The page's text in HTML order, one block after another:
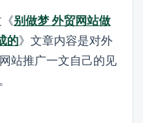
别做梦 外贸网站做
的》文章内容是对外
站推广一文自己的见